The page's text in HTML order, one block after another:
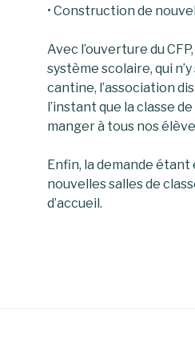
• Construction de
Avec l’ouverture du
système scolaire, qui
cantine, l’association
l’instant que la classe
manger à tous nos
Enfin, la demande
nouvelles salles de
d’accueil.